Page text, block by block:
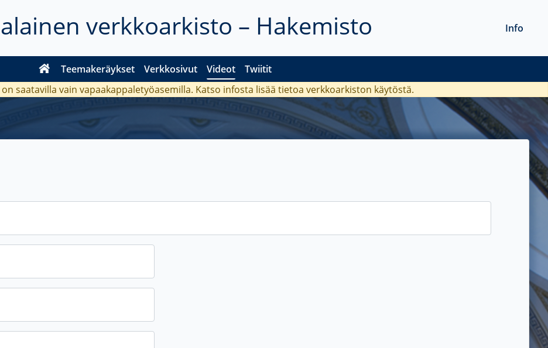
verkkoarkisto – Hakemisto
Teemakeräykset Verkkosivut Videot Twiitit
Info
saatavilla vain vapaakappaletyöasemilla. Katso infosta lisää tietoa verkkoarkiston käytöstä.